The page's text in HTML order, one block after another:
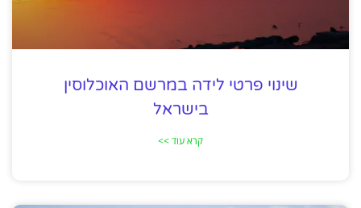
שינוי פרטי לידה במרשם האוכלוסין
בישראל
קרא עוד >>